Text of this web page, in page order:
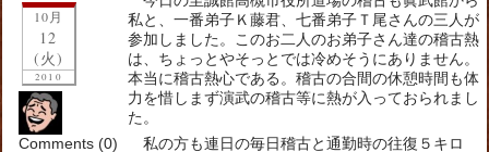
10月
12
(火)
2010
Comments (0)
私と、一番弟子Ｋ藤君、七番弟子Ｔ尾さんの三人が
参加しました。このお二人のお弟子さん達の稽古熱
は、ちょっとやそっとでは冷めそうにありません。
本当に稽古熱心である。稽古の合間の休憩時間も体
力を惜しまず演武の稽古等に熱が入っておられまし
た。
私の方も連日の毎日稽古と通勤時の往復５キロ